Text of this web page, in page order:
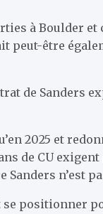
à Boulder
être
de Sanders
2025 et
de CU
n’est
positionner